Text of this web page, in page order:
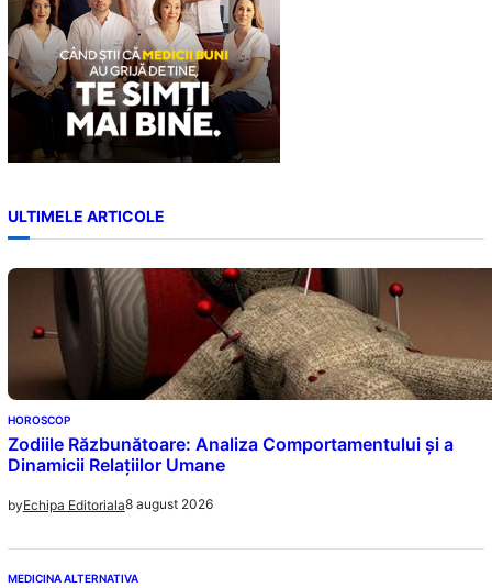
ULTIMELE ARTICOLE
HOROSCOP
Zodiile Răzbunătoare: Analiza Comportamentului și a
Dinamicii Relațiilor Umane
byEchipa Editoriala8 august 2026
MEDICINA ALTERNATIVA